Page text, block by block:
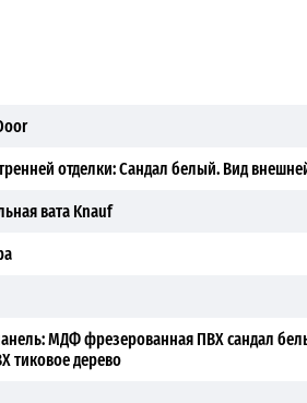
отделки: Сандал белый. Вид
вата Knauf
МДФ фрезерованная ПВХ сандал
тиковое дерево